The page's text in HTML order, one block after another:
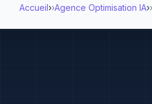
Accueil› Agence Optimisation IA›